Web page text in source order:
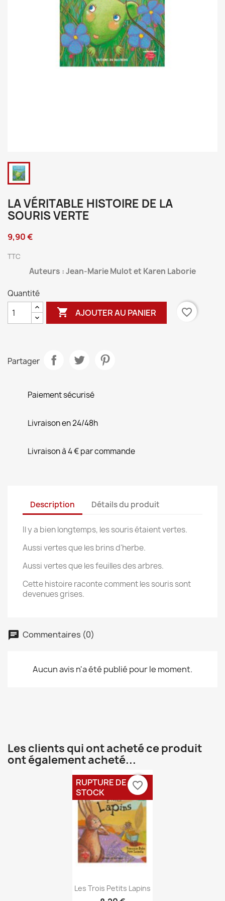
LA VÉRITABLE HISTOIRE DE LA
SOURIS VERTE
9,90 €
TTC
Auteurs : Jean-Marie Mulot et Karen Laborie
Quantité
 AJOUTER AU PANIER favorite_border
Partager
Paiement sécurisé
Livraison en 24/48h
Livraison à 4 € par commande
Description Détails du produit
Il y a bien longtemps, les souris étaient vertes.
Aussi vertes que les brins d'herbe.
Aussi vertes que les feuilles des arbres.
Cette histoire raconte comment les souris sont
devenues grises.
Commentaires (0)
Aucun avis n'a été publié pour le moment.
Les clients qui ont acheté ce produit
ont également acheté...
Aperçu rapide
Les Trois Petits Lapins
RUPTURE DE
STOCK
favorite_border